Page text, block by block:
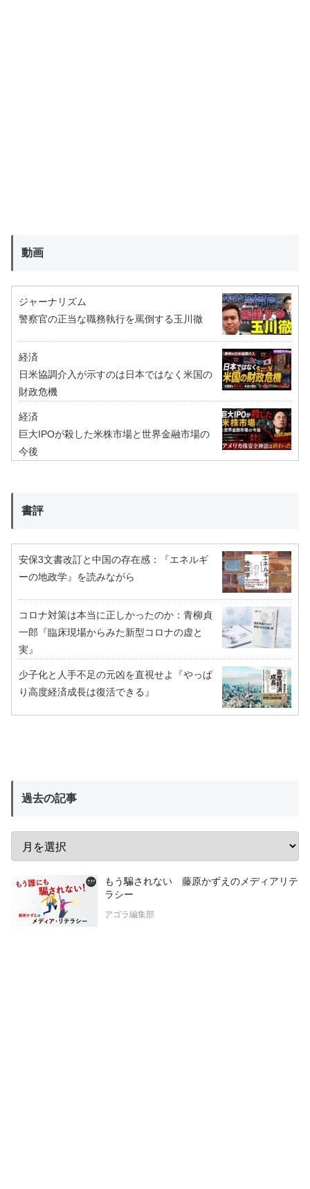
動画
ジャーナリズム
警察官の正当な職務執行を罵倒する玉川徹
経済
日米協調介入が示すのは日本ではなく米国の
財政危機
経済
巨大IPOが殺した米株市場と世界金融市場の
今後
書評
安保3文書改訂と中国の存在感：『エネルギ
ーの地政学』を読みながら
コロナ対策は本当に正しかったのか：青柳貞
一郎『臨床現場からみた新型コロナの虚と
実』
少子化と人手不足の元凶を直視せよ『やっぱ
り高度経済成長は復活できる』
過去の記事
もう騙されない 藤原かずえのメディアリテ
ラシー
アゴラ編集部